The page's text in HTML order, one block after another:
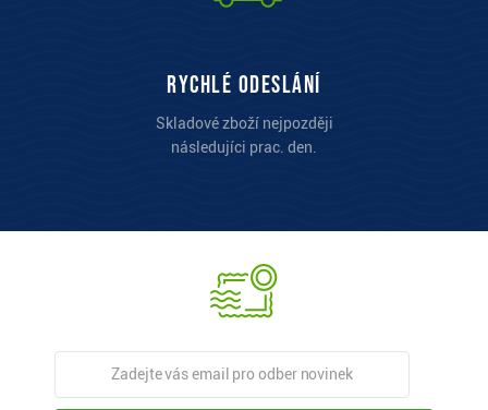
Rychlé odeslání
Skladové zboží nejpozději
následujíci prac. den.